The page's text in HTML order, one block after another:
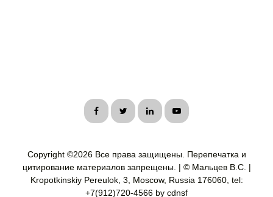
Copyright ©2026 Все права защищены. Перепечатка и
цитирование материалов запрещены. | © Мальцев В.С. |
Kropotkinskiy Pereulok, 3, Moscow, Russia 176060, tel:
+7(912)720-4566 by cdnsf